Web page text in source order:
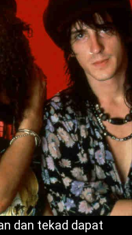
dan tekad dapat